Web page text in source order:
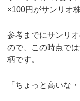
×100円がサンリオ
参考までにサンリ
ので、この時点で
柄です。
「ちょっと高いな・